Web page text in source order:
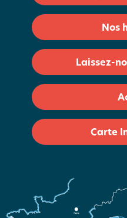
Nos
Laissez-
Carte